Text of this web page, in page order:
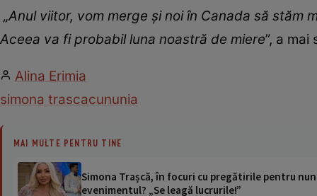
„Anul viitor, vom merge și noi în Canada să stăm
Aceea va fi probabil luna noastră de miere”, a
Alina Erimia
simona trascacununia
MAI MULTE PENTRU TINE
Simona Trașcă, în focuri cu pregătirile pentru
evenimentul? „Se leagă lucrurile!”